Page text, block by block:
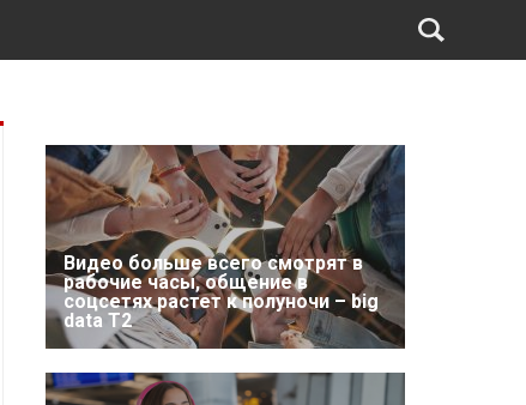
Видео больше всего смотрят в
рабочие часы, общение в
соцсетях растет к полуночи – big
data T2